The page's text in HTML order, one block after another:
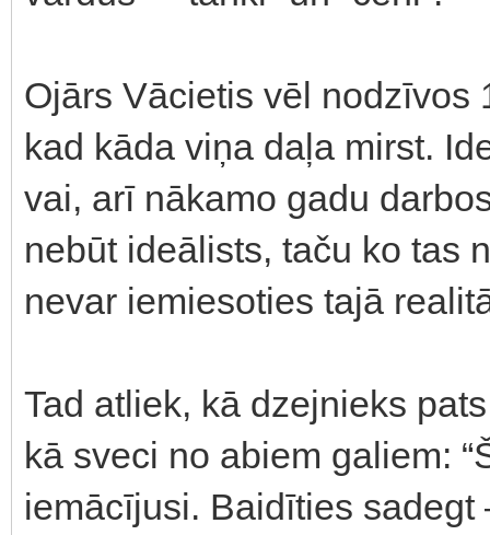
Ojārs Vācietis vēl nodzīvos
kad kāda viņa daļa mirst.
vai, arī nākamo gadu
nebūt ideālists, taču ko tas
nevar iemiesoties tajā
Tad atliek, kā dzejnieks
kā sveci no abiem galiem:
iemācījusi. Baidīties